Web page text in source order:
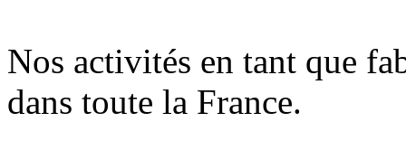
Nos activités en tant que
dans toute la France.